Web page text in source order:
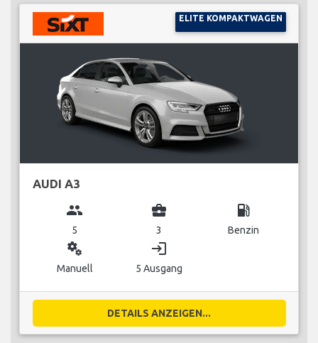
ELITE KOMPAKTWAGEN
AUDI A3
group
5
business_center
3
local_gas_station
Benzin
miscellaneous_services
Manuell
login
5 Ausgang
DETAILS ANZEIGEN...